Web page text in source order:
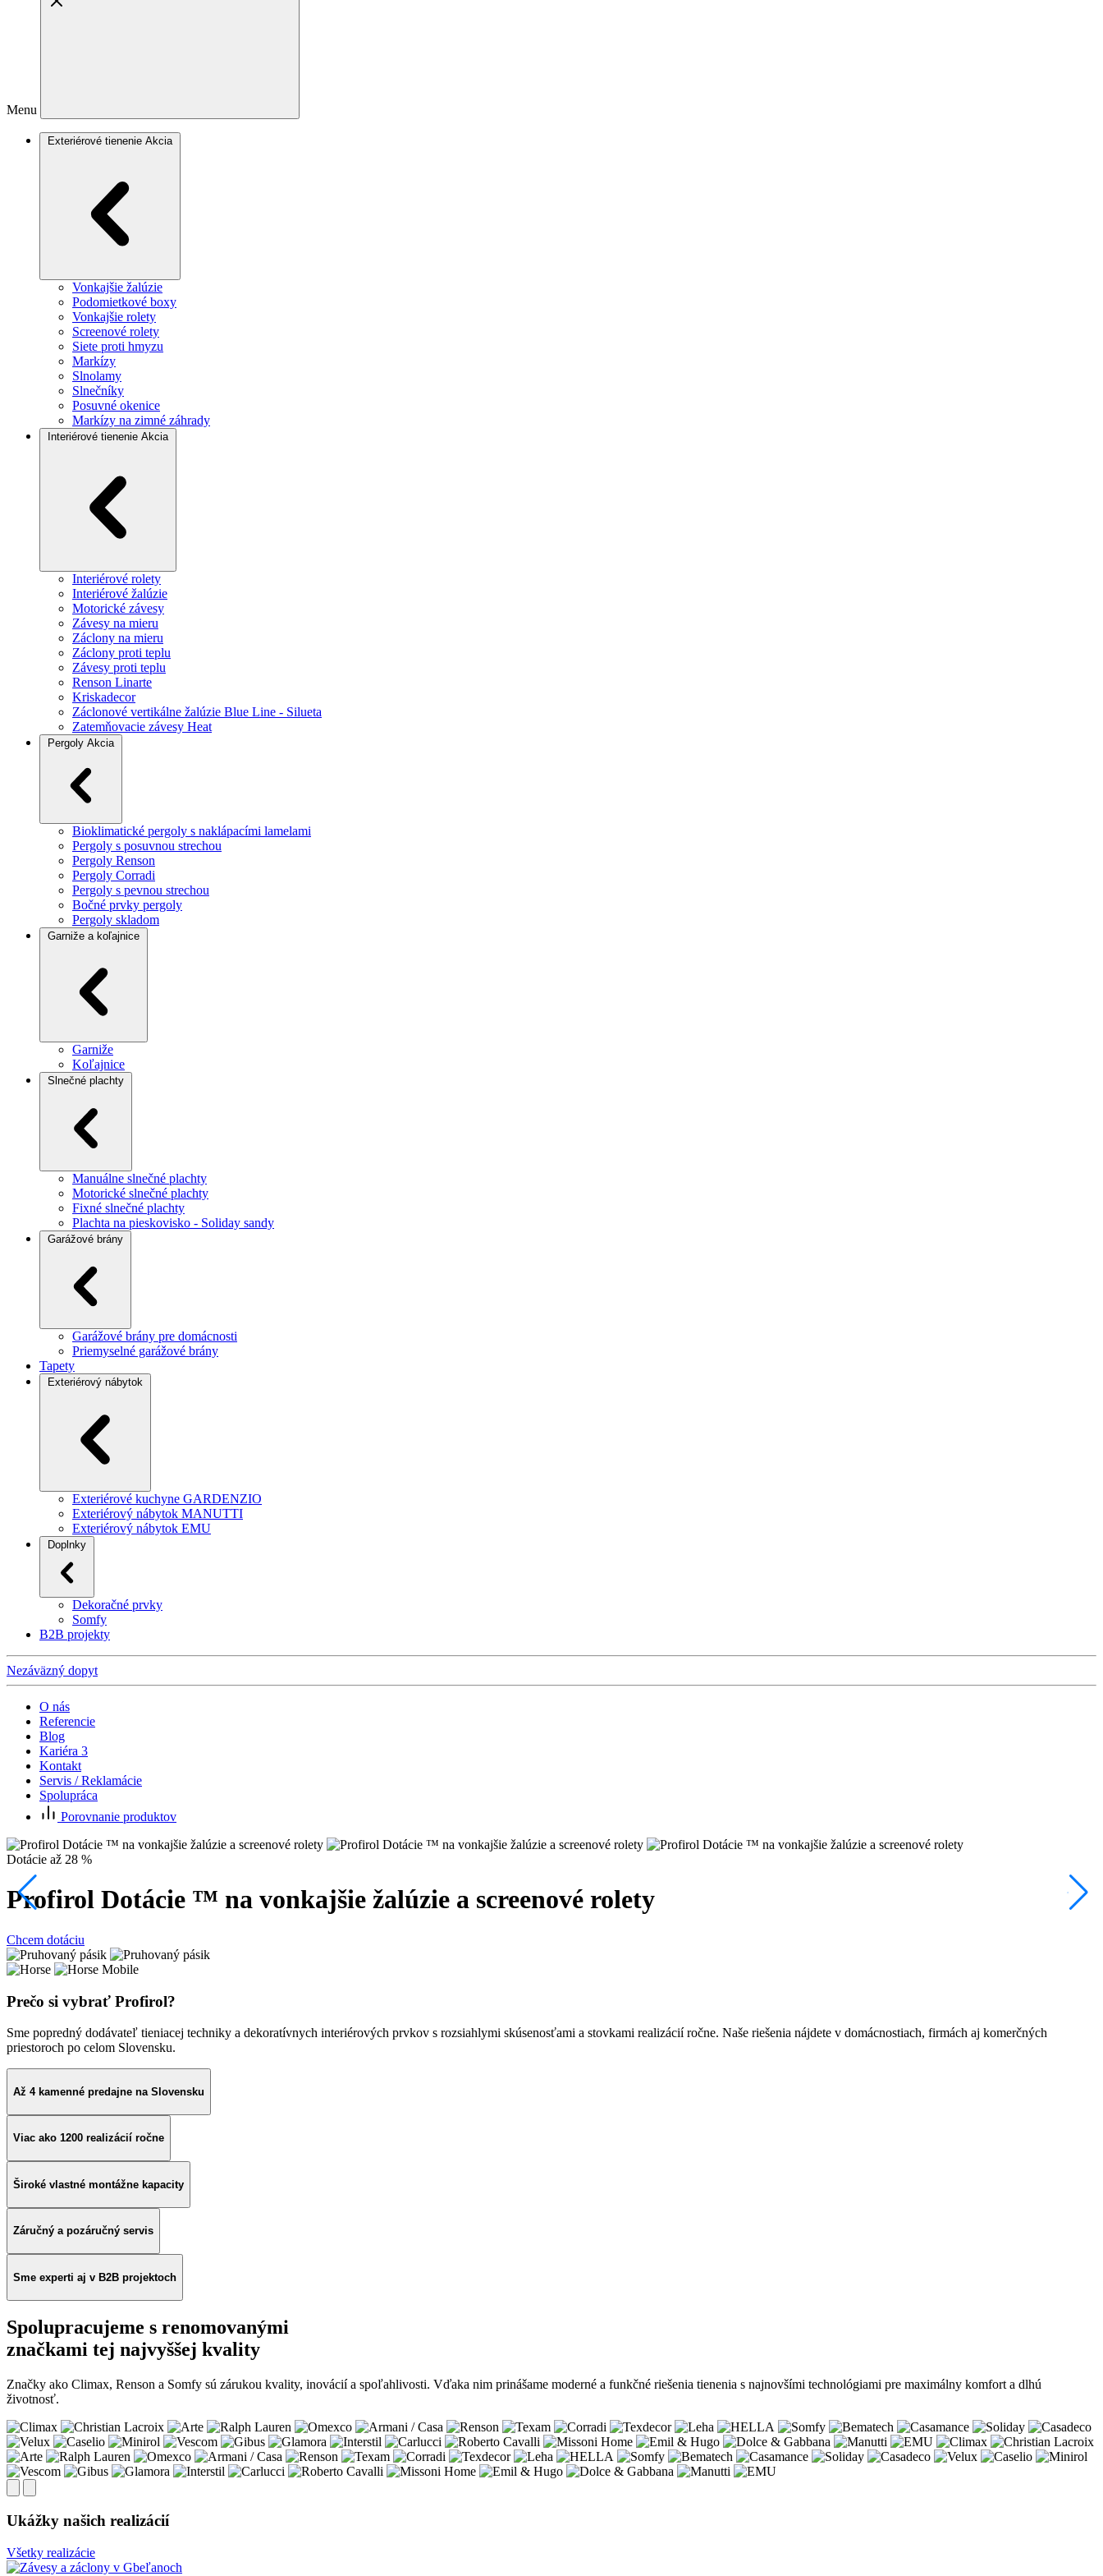
Menu
Exteriérové tienenie Akcia
Vonkajšie žalúzie
Podomietkové boxy
Vonkajšie rolety
Screenové rolety
Siete proti hmyzu
Markízy
Slnolamy
Slnečníky
Posuvné okenice
Markízy na zimné záhrady
Interiérové tienenie Akcia
Interiérové rolety
Interiérové žalúzie
Motorické závesy
Závesy na mieru
Záclony na mieru
Záclony proti teplu
Závesy proti teplu
Renson Linarte
Kriskadecor
Záclonové vertikálne žalúzie Blue Line - Silueta
Zatemňovacie závesy Heat
Pergoly Akcia
Bioklimatické pergoly s naklápacími lamelami
Pergoly s posuvnou strechou
Pergoly Renson
Pergoly Corradi
Pergoly s pevnou strechou
Bočné prvky pergoly
Pergoly skladom
Garniže a koľajnice
Garniže
Koľajnice
Slnečné plachty
Manuálne slnečné plachty
Motorické slnečné plachty
Fixné slnečné plachty
Plachta na pieskovisko - Soliday sandy
Garážové brány
Garážové brány pre domácnosti
Priemyselné garážové brány
Tapety
Exteriérový nábytok
Exteriérové kuchyne GARDENZIO
Exteriérový nábytok MANUTTI
Exteriérový nábytok EMU
Doplnky
Dekoračné prvky
Somfy
B2B projekty
Nezáväzný dopyt
O nás
Referencie
Blog
Kariéra 3
Kontakt
Servis / Reklamácie
Spolupráca
Porovnanie produktov
Dotácie až 28 %
Profirol Dotácie ™ na vonkajšie žalúzie a screenové rolety
Chcem dotáciu
Prečo si vybrať Profirol?
Sme popredný dodávateľ tieniacej techniky a dekoratívnych interiérových prvkov s rozsiahlymi skúsenosťami a stovkami realizácií ročne. Naše riešenia nájdete v domácnostiach, firmách aj komerčných
priestoroch po celom Slovensku.
Až 4 kamenné predajne na Slovensku
Viac ako 1200 realizácií ročne
Široké vlastné montážne kapacity
Záručný a pozáručný servis
Sme experti aj v B2B projektoch
Spolupracujeme s renomovanými
značkami tej najvyššej kvality
Značky ako Climax, Renson a Somfy sú zárukou kvality, inovácií a spoľahlivosti. Vďaka nim prinášame moderné a funkčné riešenia tienenia s najnovšími technológiami pre maximálny komfort a dlhú
životnosť.
Ukážky našich realizácií
Všetky realizácie